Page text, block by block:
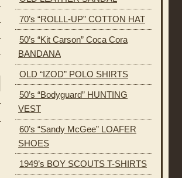
70’s “ROLLL-UP” COTTON HAT
50’s “Kit Carson” Coca Cora
BANDANA
OLD “IZOD” POLO SHIRTS
50’s “Bodyguard” HUNTING
VEST
60’s “Sandy McGee” LOAFER
SHOES
1949’s BOY SCOUTS T-SHIRTS